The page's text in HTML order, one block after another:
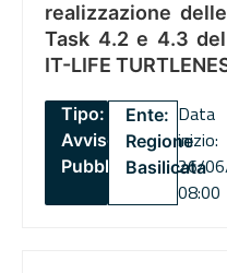
realizzazione
Task 4.2 e 4.3
IT-LIFE
Tipo:
Avviso
Pubblico
Ente:
Regione
Basilicata
Data
inizio:
26/
08:00